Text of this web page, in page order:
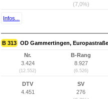
(7,0%)
Infos...
B 313 OD Gammertingen,
Nr.
3.424
(12.552)
B-Rang
8.927
(6.526)
DTV
4.451
SV
276